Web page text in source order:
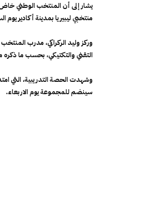
منتخبي ليبيريا بمدينة أكادير يوم السبت 9 شتنبر 2023، وبوركينافاسو بمدينة لانس بفرنسا، يوم
وركز وليد الركراكي، مدرب
التقني والتكتيكي، بحسب ما ذكره
سينضم للمجموعة يوم الاربعاء.